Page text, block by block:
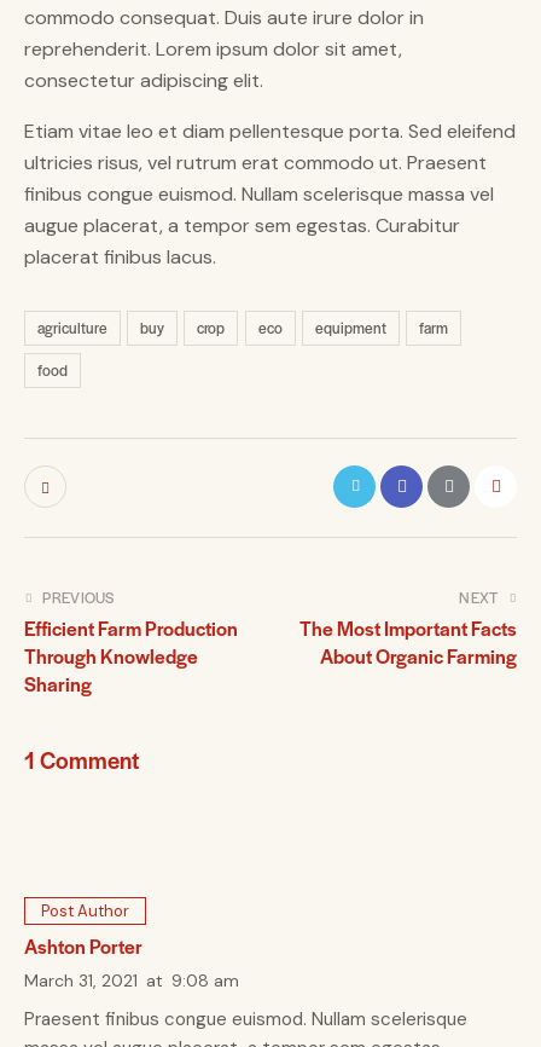
commodo consequat. Duis aute irure dolor in
reprehenderit. Lorem ipsum dolor sit amet,
consectetur adipiscing elit.
Etiam vitae leo et diam pellentesque porta. Sed eleifend
ultricies risus, vel rutrum erat commodo ut. Praesent
finibus congue euismod. Nullam scelerisque massa vel
augue placerat, a tempor sem egestas. Curabitur
placerat finibus lacus.
agriculture buy crop eco equipment
farm
food
PREVIOUS
Efficient Farm Production
Through Knowledge
Sharing
NEXT
The Most Important Facts
About Organic Farming
1 Comment
Post Author
Ashton Porter
March 31, 2021 at 9:08 am
Praesent finibus congue euismod. Nullam scelerisque